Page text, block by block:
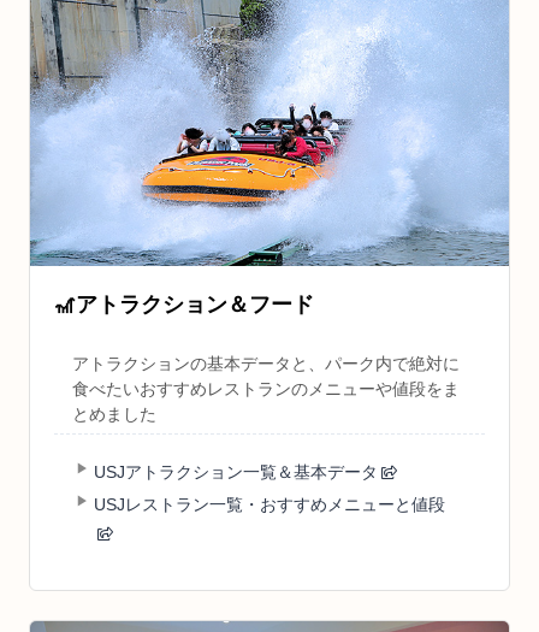
🎢アトラクション＆フード
アトラクションの基本データと、パーク内で絶対に
食べたいおすすめレストランのメニューや値段をま
とめました
USJアトラクション一覧＆基本データ
USJレストラン一覧・おすすめメニューと値段